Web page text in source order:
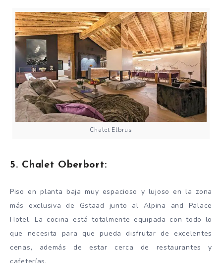
Chalet Elbrus
5. Chalet Oberbort:
Piso en planta baja muy espacioso y lujoso en la zona
más exclusiva de Gstaad junto al Alpina and Palace
Hotel. La cocina está totalmente equipada con todo lo
que necesita para que pueda disfrutar de excelentes
cenas, además de estar cerca de restaurantes y